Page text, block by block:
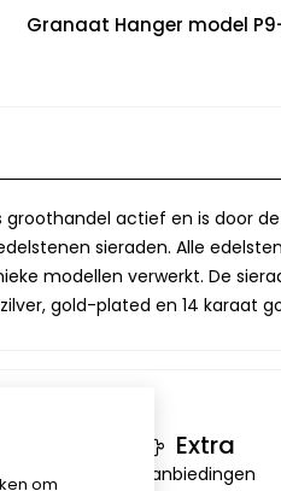
Granaat Hanger model
groothandel actief en is door
sieraden. Alle
modellen verwerkt. De
gold-plated en 14 karaat
Extra
Aanbiedingen
om